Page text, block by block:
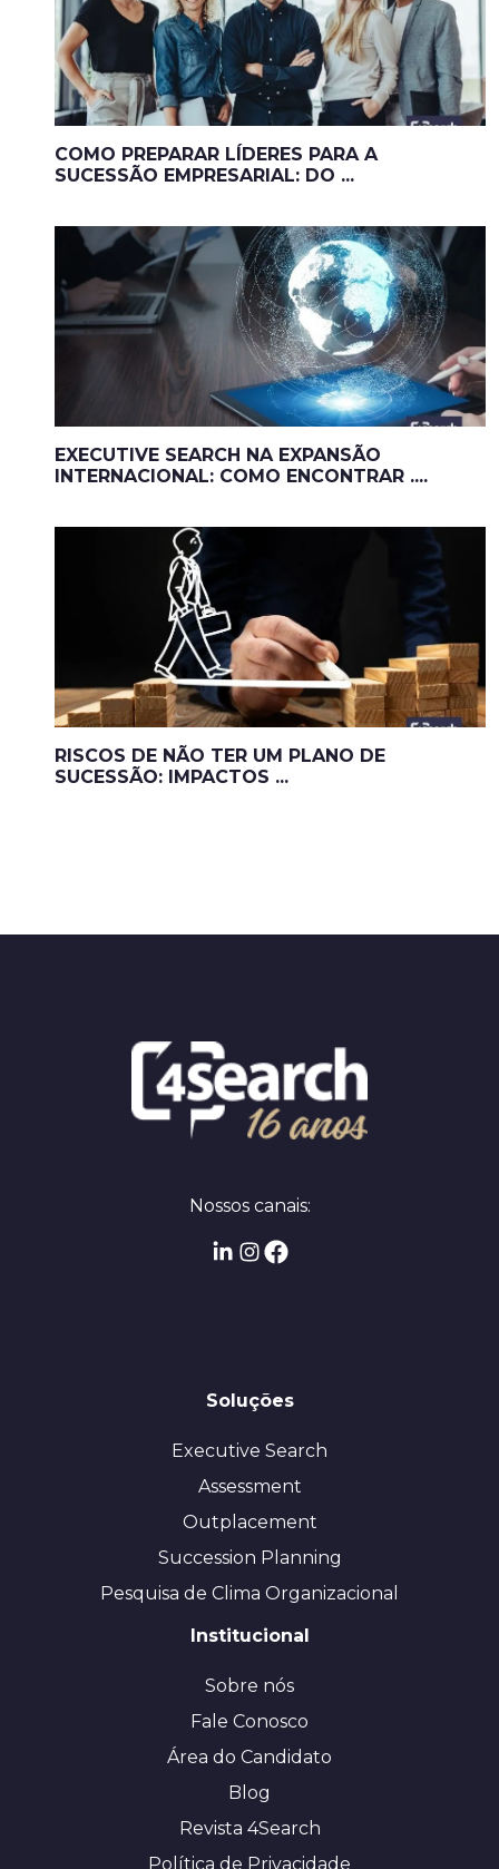
COMO PREPARAR LÍDERES PARA A
SUCESSÃO EMPRESARIAL: DO ...
EXECUTIVE SEARCH NA EXPANSÃO
INTERNACIONAL: COMO ENCONTRAR ....
RISCOS DE NÃO TER UM PLANO DE
SUCESSÃO: IMPACTOS ...
Nossos canais:
Soluções
Executive Search
Assessment
Outplacement
Succession Planning
Pesquisa de Clima Organizacional
Institucional
Sobre nós
Fale Conosco
Área do Candidato
Blog
Revista 4Search
Política de Privacidade